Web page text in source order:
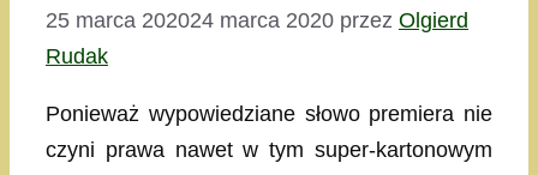
25 marca 202024 marca 2020 przez Olgierd
Rudak
Ponieważ wypowiedziane słowo premiera nie
czyni prawa nawet w tym super-kartonowym